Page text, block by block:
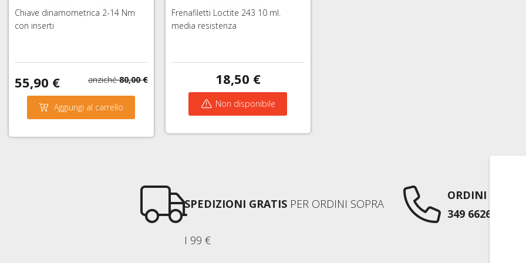
Chiave dinamometrica 2-14 Nm
con inserti
55,90 € anziché 80,00 €
Aggiungi al carrello
Frenafiletti Loctite 243 10 ml.
media resistenza
18,50 €
Non disponibile
SPEDIZIONI GRATISPER ORDINI SOPRA
I 99 €
ORDINI
349 6626752